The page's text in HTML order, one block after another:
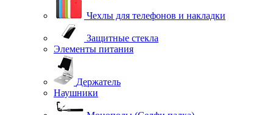
Чехлы для телефонов и накладки
Защитные стекла
Элементы питания
Держатель
Наушники